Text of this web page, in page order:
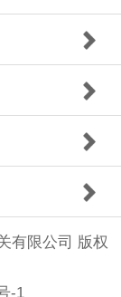
有限公司 版权
-1